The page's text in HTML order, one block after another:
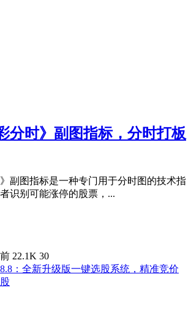
分时》副图指标，分时打板
副图指标是一种专门用于分时图的技术指
识别可能涨停的股票，...
22.1K 30